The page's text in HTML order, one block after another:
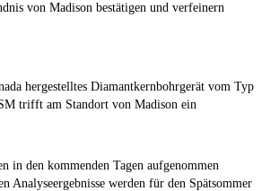
von Madison bestätigen und verfeinern
hergestelltes Diamantkernbohrgerät vom Typ
trifft am Standort von Madison ein
in den kommenden Tagen aufgenommen
Analyseergebnisse werden für den Spätsommer